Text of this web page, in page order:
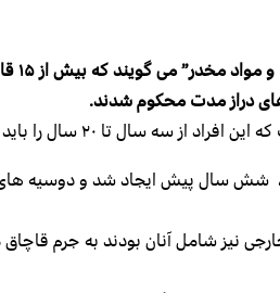
دراز مدت محکوم شدند.
۲۰ سال را باید در زندان سپری کنند.
شش سال پیش ایجاد شد و دوسیه های
برخی از اتباع خارجی نیز شامل آنان بودند به